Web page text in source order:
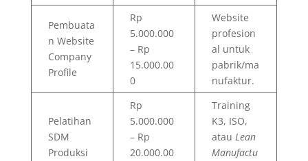
Pembuata
n Website
Company
Profile
Rp
5.000.000
– Rp
15.000.00
0
Website
profesion
al untuk
pabrik/ma
nufaktur.
Pelatihan
SDM
Produksi
Rp
5.000.000
– Rp
20.000.00
Training
K3, ISO,
atau Lean
Manufactu